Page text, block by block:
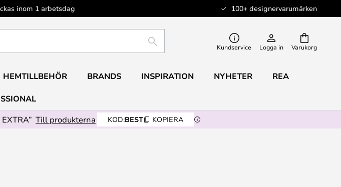
inom 1 arbetsdag 100+ designervarumärken
Varukorg
SÖK Kundservice Logga in
HEMTILLBEHÖR BRANDS INSPIRATION NYHETER REA
Till produkterna KOD:BEST KOPIERA